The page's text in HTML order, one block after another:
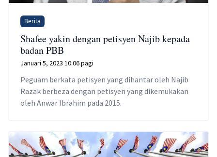
Berita
Shafee yakin dengan petisyen Najib kepada
badan PBB
Januari 5, 2023 10:06 pagi
Peguam berkata petisyen yang dihantar oleh Najib
Razak berbeza dengan petisyen yang dikemukakan
oleh Anwar Ibrahim pada 2015.